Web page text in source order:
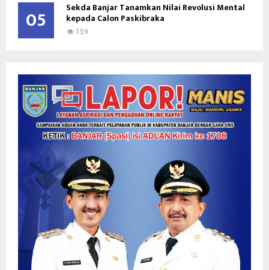
05 Sekda Banjar Tanamkan Nilai Revolusi Mental
kepada Calon Paskibraka
159